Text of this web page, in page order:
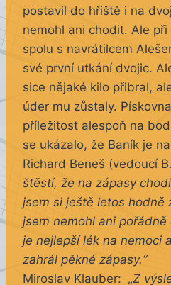
postavil do hřiště i na
nemohl ani chodit. Ale
spolu s navrátilcem
své první utkání dvojic.
sice nějaké kilo přibral,
úder mu zůstaly.
příležitost alespoň na
se ukázalo, že Baník je
Richard Beneš (vedoucí
štěstí, že na zápasy
jsem si ještě letos hodně
jsem nemohl ani
je nejlepší lék na nemoci
zahrál pěkné zápasy.“
Miroslav Klauber: „Z